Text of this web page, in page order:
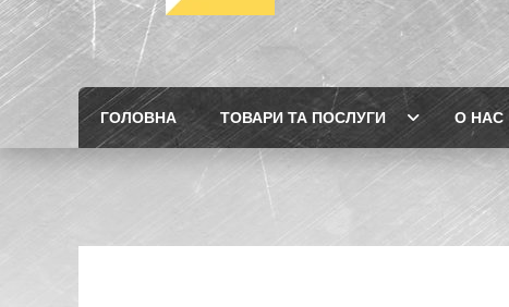
ГОЛОВНА ТОВАРИ ТА ПОСЛУГИ О НАС